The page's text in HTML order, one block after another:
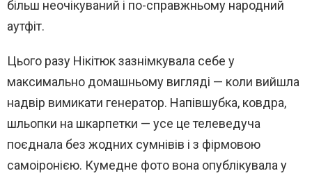
більш неочікуваний і по-справжньому народний
аутфіт.
Цього разу Нікітюк зазнімкувала себе у
максимально домашньому вигляді — коли вийшла
надвір вимикати генератор. Напівшубка, ковдра,
шльопки на шкарпетки — усе це телеведуча
поєднала без жодних сумнівів і з фірмовою
самоіронією. Кумедне фото вона опублікувала у